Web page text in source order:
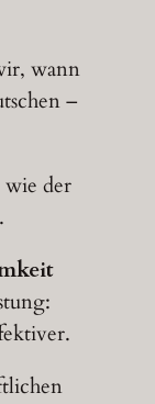
wann
–
der